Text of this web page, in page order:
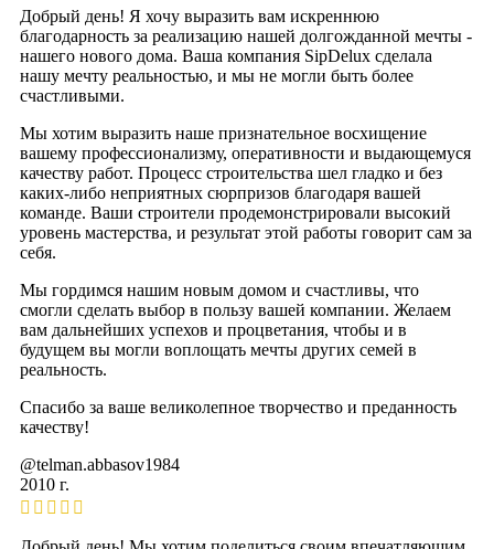
Добрый день! Я хочу выразить вам искреннюю
благодарность за реализацию нашей долгожданной мечты -
нашего нового дома. Ваша компания SipDelux сделала
нашу мечту реальностью, и мы не могли быть более
счастливыми.
Мы хотим выразить наше признательное восхищение
вашему профессионализму, оперативности и выдающемуся
качеству работ. Процесс строительства шел гладко и без
каких-либо неприятных сюрпризов благодаря вашей
команде. Ваши строители продемонстрировали высокий
уровень мастерства, и результат этой работы говорит сам за
себя.
Мы гордимся нашим новым домом и счастливы, что
смогли сделать выбор в пользу вашей компании. Желаем
вам дальнейших успехов и процветания, чтобы и в
будущем вы могли воплощать мечты других семей в
реальность.
Спасибо за ваше великолепное творчество и преданность
качеству!
@telman.abbasov1984
2010 г.